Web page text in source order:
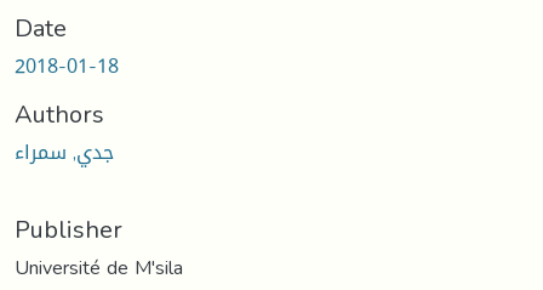
Date
2018-01-18
Authors
جدي, سمراء
Publisher
Université de M'sila